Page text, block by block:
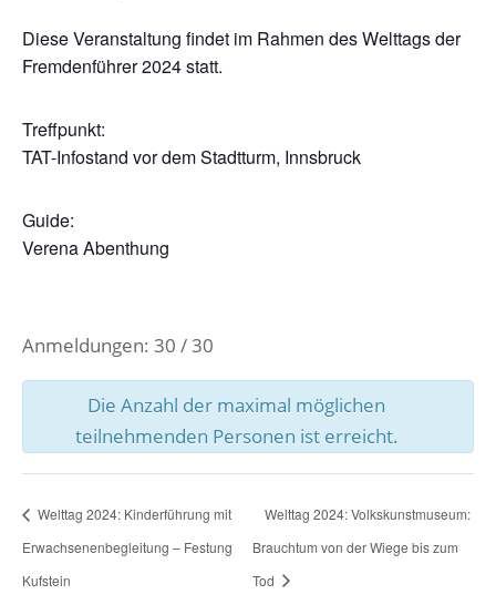
Diese Veranstaltung findet im Rahmen des Welttags der
Fremdenführer 2024 statt.
Treffpunkt:
TAT-Infostand vor dem Stadtturm, Innsbruck
Guide:
Verena Abenthung
Anmeldungen: 30 / 30
Die Anzahl der maximal möglichen
teilnehmenden Personen ist erreicht.
Welttag 2024: Kinderführung mit
Erwachsenenbegleitung – Festung
Kufstein
Welttag 2024: Volkskunstmuseum:
Brauchtum von der Wiege bis zum
Tod